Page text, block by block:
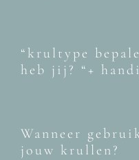
“krultype
heb jij? “+
Wanneer
jouw krullen?